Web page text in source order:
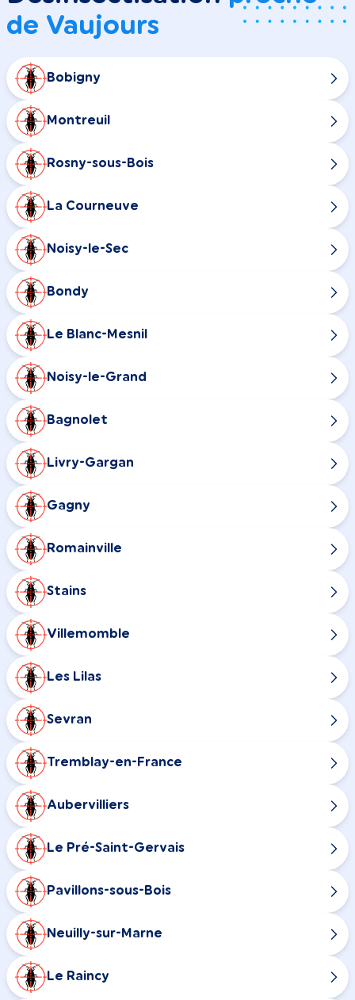
de Vaujours
Bobigny
Montreuil
Rosny-sous-Bois
La Courneuve
Noisy-le-Sec
Bondy
Le Blanc-Mesnil
Noisy-le-Grand
Bagnolet
Livry-Gargan
Gagny
Romainville
Stains
Villemomble
Les Lilas
Sevran
Tremblay-en-France
Aubervilliers
Le Pré-Saint-Gervais
Pavillons-sous-Bois
Neuilly-sur-Marne
Le Raincy